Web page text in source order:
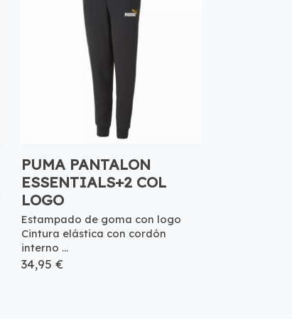
PUMA PANTALON
ESSENTIALS+2 COL
LOGO
Estampado de goma con logo
Cintura elástica con cordón
interno ...
34,95 €